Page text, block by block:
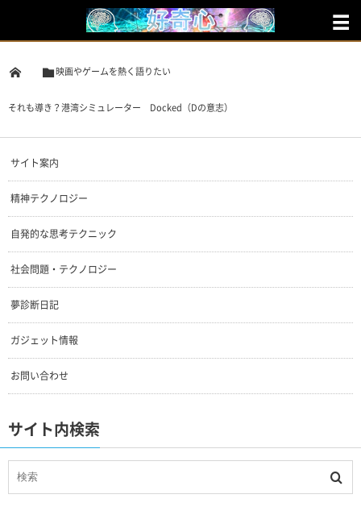
映画やゲームを熱く語りたい
それも導き？港湾シミュレーター Docked（Dの意志）
サイト案内
精神テクノロジー
自発的な思考テクニック
社会問題・テクノロジー
夢診断日記
ガジェット情報
お問い合わせ
サイト内検索